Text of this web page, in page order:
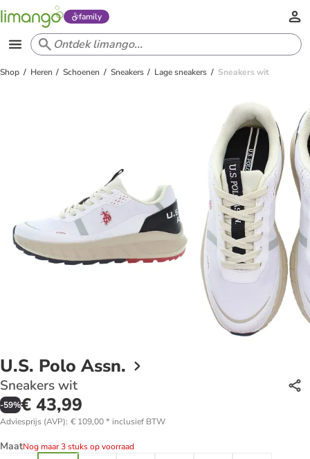
family
Shop Heren Schoenen Sneakers Lage sneakers Sneakers wit
U.S. Polo Assn.
Sneakers wit
-59%€ 43,99
Adviesprijs (AVP): € 109,00* inclusief BTW
MaatNog maar 3 stuks op voorraad